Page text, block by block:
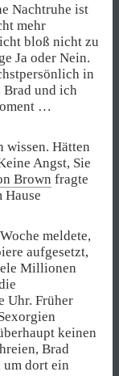
Nachtruhe ist
mehr
bloß nicht zu
Ja oder Nein.
in
Brad und ich
…
wissen. Hätten
Angst, Sie
Brown fragte
Hause
meldete,
aufgesetzt,
Millionen
Uhr. Früher
keinen
Brad
um dort ein